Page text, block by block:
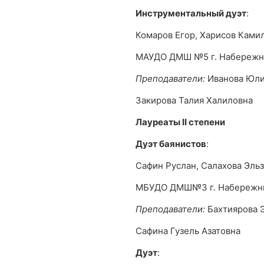
Инструментальный дуэт:
Комаров Егор, Харисов
МАУДО ДМШ №5 г.
Преподаватели: Иванова
Закирова Талия Халиловна
Лауреаты IIстепени
Дуэт баянистов:
Сафин Руслан, Салахова
МБУДО ДМШ№3 г.
Преподаватели: Бахтиярова
Сафина Гузель Азатовна
Дуэт: